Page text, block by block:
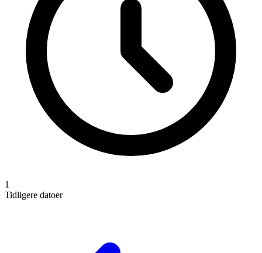
1
Tidligere datoer